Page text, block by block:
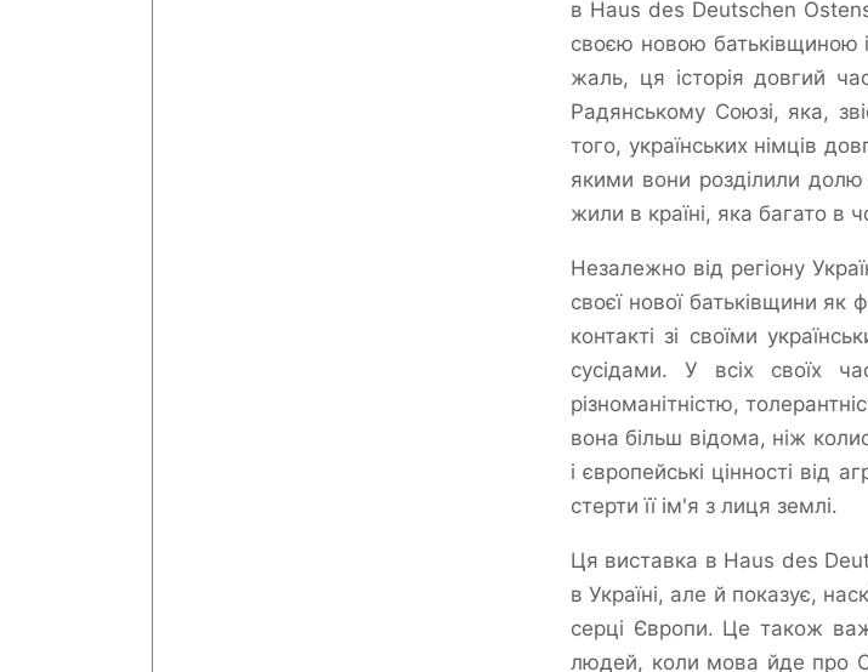
в Haus des Deutschen Ostens.
своєю новою батьківщиною
жаль, ця історія довгий
Радянському Союзі, яка,
того, українських німців
якими вони розділили долю
жили в країні, яка багато в
Незалежно від регіону
своєї нової батьківщини
контакті зі своїми
сусідами. У всіх своїх
різноманітністю,
вона більш відома, ніж
і європейські цінності від
стерти її ім'я з лиця землі.
Ця виставка в Haus des
в Україні, але й показує,
серці Європи. Це також
людей, коли мова йде про